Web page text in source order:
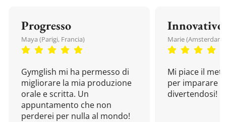
Progresso
Maya (Parigi, Francia)
Gymglish mi ha permesso di
migliorare la mia produzione
orale e scritta. Un
appuntamento che non
perderei per nulla al mondo!
Innovativo
Marie (Amsterdam,
Mi piace il
per imparare
divertendosi!